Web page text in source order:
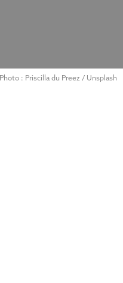
Photo : Priscilla du Preez / Unsplash